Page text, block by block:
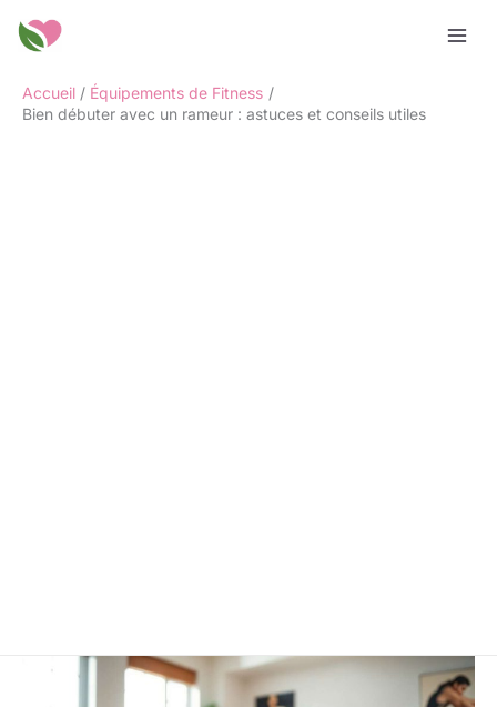
Accueil
Équipements de Fitness
Bien débuter avec un rameur : astuces et conseils utiles